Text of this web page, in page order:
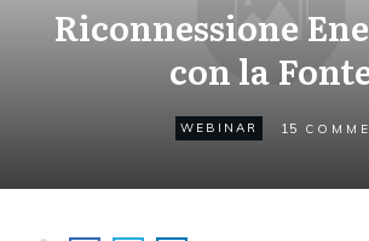
Riconnessione
con la
WEBINAR 15